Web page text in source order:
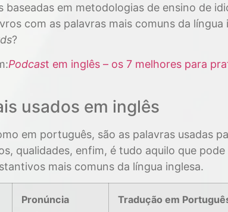
baseadas em metodologias de ensino de
com as palavras mais comuns da língua
?
Podcast em inglês – os 7 melhores para
usados em inglês
em português, são as palavras usadas
qualidades, enfim, é tudo aquilo que
mais comuns da língua inglesa.
Pronúncia Tradução em